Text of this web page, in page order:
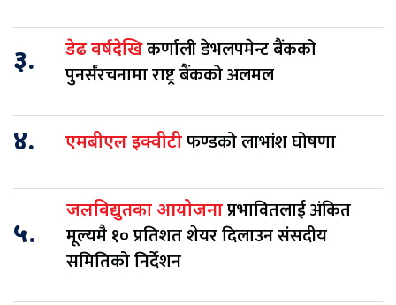
३. डेढ वर्षदेखिकर्णाली डेभलपमेन्ट बैंकको
पुनर्संरचनामा राष्ट्र बैंकको अलमल
४. एमबीएल इक्वीटीफण्डको लाभांश घोषणा
५.
जलविद्युतका आयोजनाप्रभावितलाई अंकित
मूल्यमै १० प्रतिशत शेयर दिलाउन संसदीय
समितिको निर्देशन